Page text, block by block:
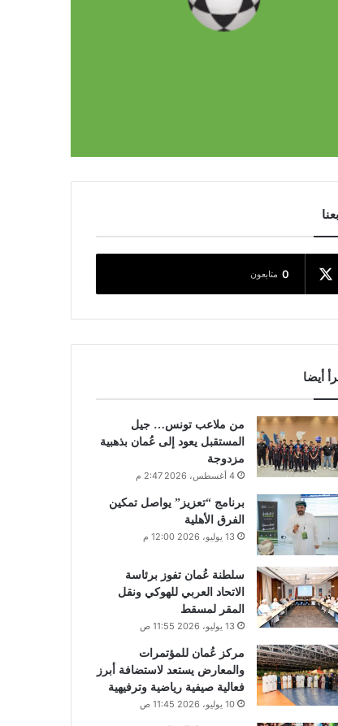
0 متابعون
أيضا
من ملاعب تونس… جيل
المستقبل يعود إلى عُمان بذهبية
مزدوجة
4 أغسطس، 2026 2:47 م
برنامج “تعزيز” يواصل تمكين
الفرق الأهلية
13 يوليو، 2026 12:00 م
سلطنة عُمان تفوز برئاسة
الاتحاد العربي للهوكي ونقل
المقر لمسقط
13 يوليو، 2026 11:55 ص
مركز عُمان للمؤتمرات
والمعارض يستعد لاستضافة أبرز
فعالية صيفية رياضية وترفيهية
10 يوليو، 2026 11:45 ص